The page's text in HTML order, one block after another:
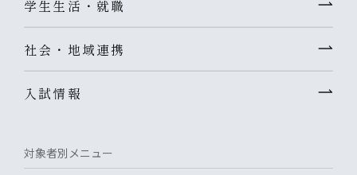
学生生活・就職
社会・地域連携
入試情報
対象者別メニュー